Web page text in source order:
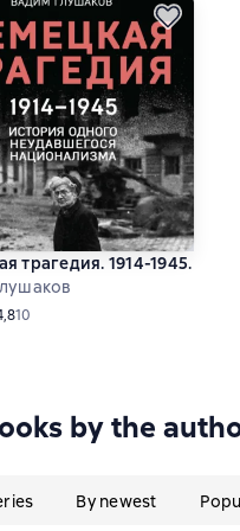
трагедия. 1914-1945.
рейтинг 4,8 на основе 10
10
by the
By newest